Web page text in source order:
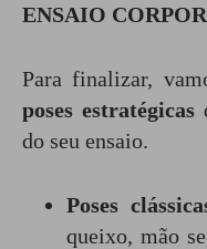
ENSAIO
Para finalizar,
poses estratégicas
do seu ensaio.
Poses
queixo, mão